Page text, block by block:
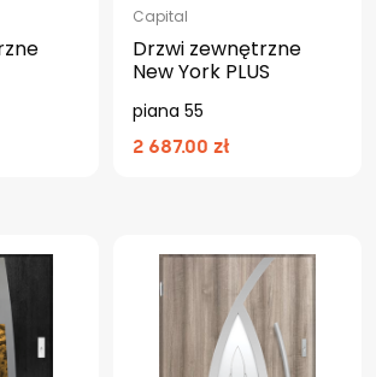
Capital
Drzwi zewnętrzne
New York PLUS
piana 55
2 687.00 zł